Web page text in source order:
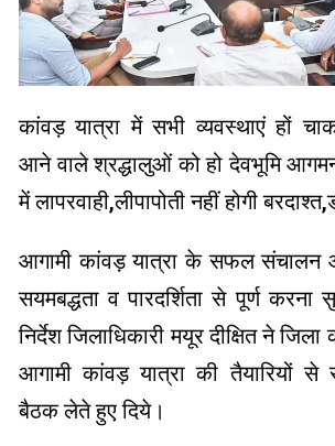
कांवड़ यात्रा में सभी व्यवस्थाएं हों
आने वाले श्रद्धालुओं को हो देवभूमि आगमन
में लापरवाही,लीपापोती नहीं होगी
आगामी कांवड़ यात्रा के सफल संचालन
सयमबद्धता व पारदर्शिता से पूर्ण
निर्देश जिलाधिकारी मयूर दीक्षित ने जिला
आगामी कांवड़ यात्रा की तैयारियों से
बैठक लेते हुए दिये।